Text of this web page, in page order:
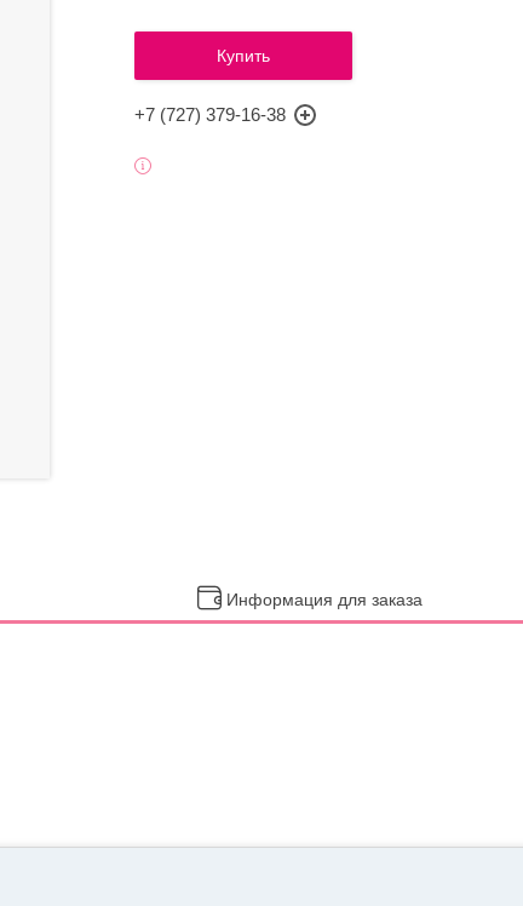
Купить
+7 (727) 379-16-38
Информация для заказа